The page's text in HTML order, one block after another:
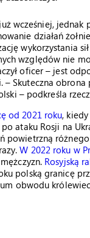
wcześniej, jednak
działań
wykorzystania
względów nie
oficer – jest
– Skuteczna
– podkreśla
od 2021 roku, kiedy
ataku Rosji na
powietrzną
W 2022 roku w
Rosyjską
polską granicę
obwodu